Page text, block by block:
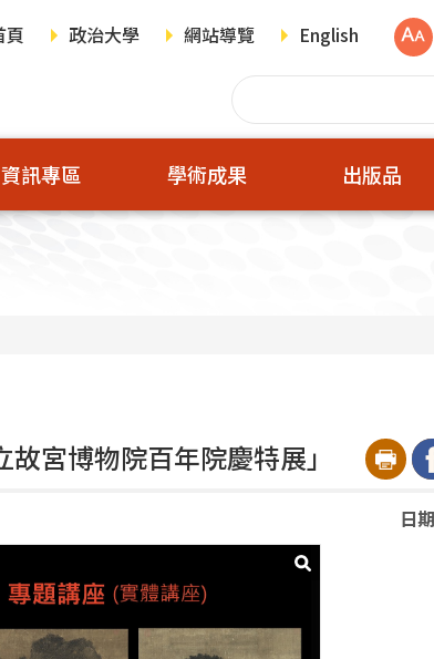
頁
政治大學 網站導覽 English
資訊專區 學術成果 出版品
宮博物院百年院慶特展」
日